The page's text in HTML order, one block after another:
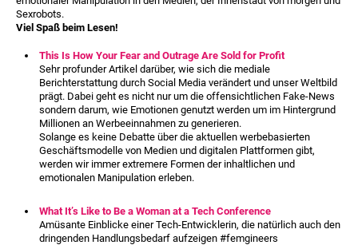
Sexrobots.
Viel Spaß beim Lesen!
This Is How Your Fear and Outrage Are Sold for Profit
Sehr profunder Artikel darüber, wie sich die mediale
Berichterstattung durch Social Media verändert und unser Weltbild
prägt. Dabei geht es nicht nur um die offensichtlichen Fake-News
sondern darum, wieEmotionen genutzt werden um im Hintergrund
Millionen an Werbeeinnahmen zu generieren.
Solange es keine Debatte über die aktuellen werbebasierten
Geschäftsmodelle von Medien und digitalen Plattformen gibt,
werden wir immer extremere Formen der inhaltlichen und
emotionalen Manipulation erleben.
What It’s Like to Be a Woman at a Tech Conference
Amüsante Einblicke einer Tech-Entwicklerin, die natürlich auch den
dringenden Handlungsbedarf aufzeigen#femgineers